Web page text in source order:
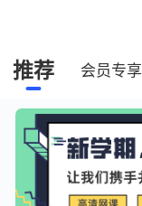
推荐 会员专享